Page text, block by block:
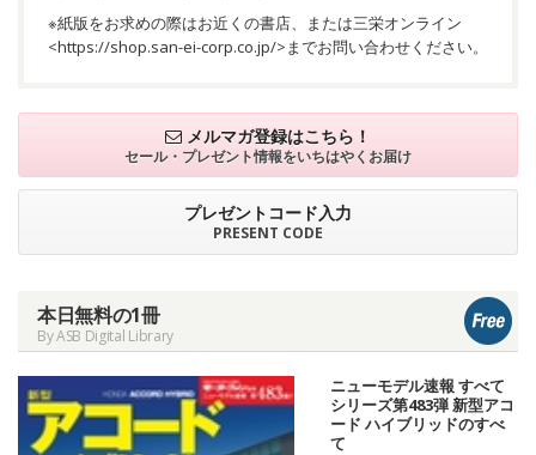
※紙版をお求めの際はお近くの書店、または三栄オンライン
<https://shop.san-ei-corp.co.jp/>までお問い合わせください。
メルマガ登録はこちら！
セール・プレゼント情報をいちはやくお届け
プレゼントコード入力
PRESENT CODE
本日無料の1冊
By ASB Digital Library
ニューモデル速報 すべて
シリーズ第483弾 新型アコ
ード ハイブリッドのすべ
て